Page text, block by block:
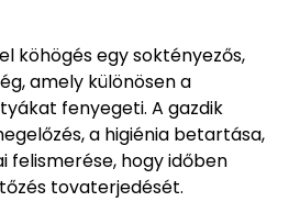
köhögés egy soktényezős,
amely különösen a
fenyegeti. A gazdik
a higiénia betartása,
felismerése, hogy időben
tovaterjedését.